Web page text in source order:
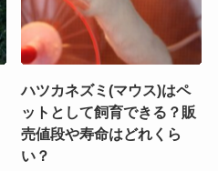
ハツカネズミ(マウス)はペ
ットとして飼育できる？販
売値段や寿命はどれくら
い？